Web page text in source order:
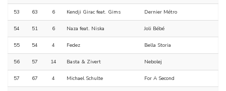
53 63 6 Kendji Girac feat. Gims Dernier Métro
54 51 6 Naza feat. Niska Joli Bébé
55 54 4 Fedez Bella Storia
56 57 14 Basta & Zivert Nebolej
57 67 4 Michael Schulte For A Second